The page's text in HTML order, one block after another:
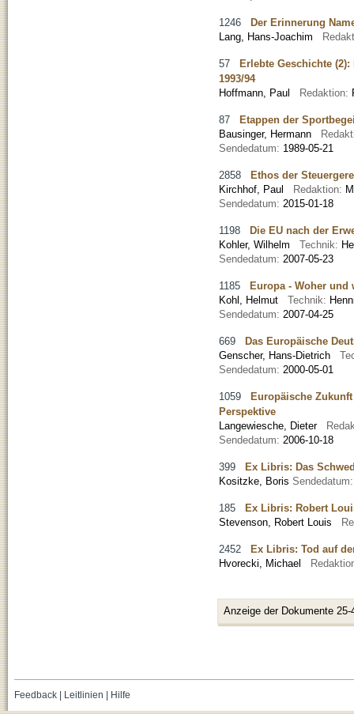
1246 Der Erinnerung
Lang, Hans-Joachim
57 Erlebte Geschichte
1993/94
Hoffmann, Paul
Redaktion:
87 Etappen der
Bausinger, Hermann
Sendedatum: 1989-05-21
2858 Ethos der
Kirchhof, Paul
Redaktion:
Sendedatum: 2015-01-18
1198 Die EU nach der
Kohler, Wilhelm
Technik:
Sendedatum: 2007-05-23
1185 Europa - Woher und
Kohl, Helmut
Technik:
Sendedatum: 2007-04-25
669 Das Europäische
Genscher, Hans-Dietrich
Sendedatum: 2000-05-01
1059 Europäische
Perspektive
Langewiesche, Dieter
Sendedatum: 2006-10-18
399 Ex Libris: Das
Kositzke, Boris
185 Ex Libris: Robert
Stevenson, Robert Louis
2452 Ex Libris: Tod auf
Hvorecki, Michael
Anzeige der Dokumente 25-
Feedback| Leitlinien | Hilfe